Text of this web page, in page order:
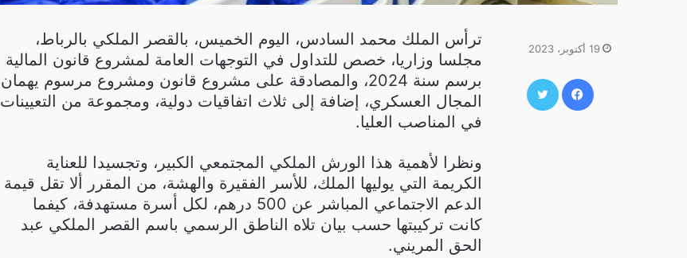
ترأس الملك محمد السادس، اليوم الخميس، بالقصر الملكي بالرباط،
مجلسا وزاريا، خصص للتداول في التوجهات العامة لمشروع قانون المالية
برسم سنة 2024، والمصادقة على مشروع قانون ومشروع مرسوم يهمان
المجال العسكري، إضافة إلى ثلاث اتفاقيات دولية، ومجموعة من التعيينات
في المناصب العليا.
ونظرا لأهمية هذا الورش الملكي المجتمعي الكبير، وتجسيدا للعناية
الكريمة التي يوليها الملك، للأسر الفقيرة والهشة، من المقرر ألا تقل قيمة
الدعم الاجتماعي المباشر عن 500 درهم، لكل أسرة مستهدفة، كيفما
كانت تركيبتها حسب بيان تلاه الناطق الرسمي باسم القصر الملكي عبد
الحق المريني.
19 أكتوبر، 2023
فيسبوك